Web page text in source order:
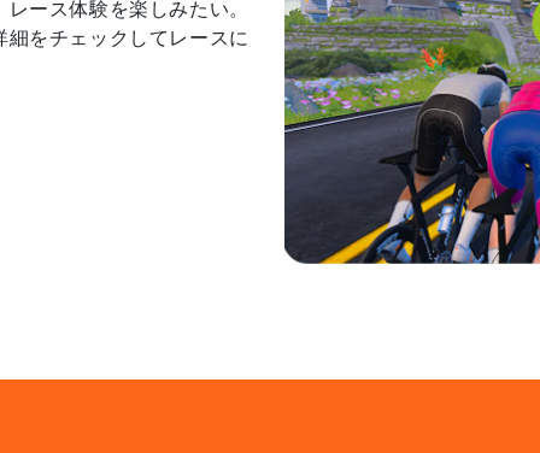
ース体験を楽しみたい。
をチェックしてレースに